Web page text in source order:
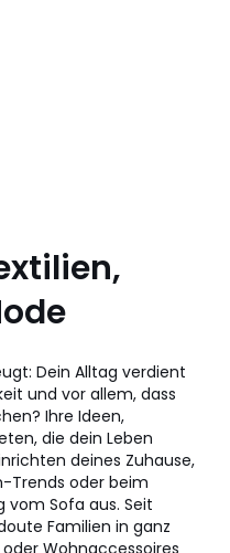
Dein Alltag verdient
und vor allem, dass
Ihre Ideen,
die dein Leben
deines Zuhause,
Trends oder beim
Sofa aus. Seit
Familien in ganz
oder Wohnaccessoires